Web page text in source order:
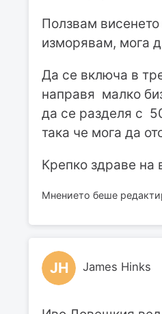
Ползвам
изморявам, мога
Да се включа в
направя малко
да се разделя с
така че мога да
Крепко здраве на
Мнението беше
JH James Hinks